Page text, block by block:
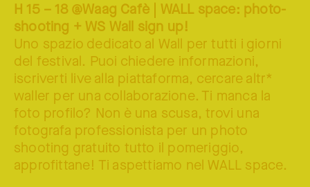
H 15 – 18 @Waag Cafè | WALL space: photo-
shooting + WS Wall sign up!
Uno spazio dedicato al Wall per tutti i giorni
del festival. Puoi chiedere informazioni,
iscriverti live alla piattaforma, cercare altr*
waller per una collaborazione. Ti manca la
foto profilo? Non è una scusa, trovi una
fotografa professionista per un photo
shooting gratuito tutto il pomeriggio,
approfittane! Ti aspettiamo nel WALL space.